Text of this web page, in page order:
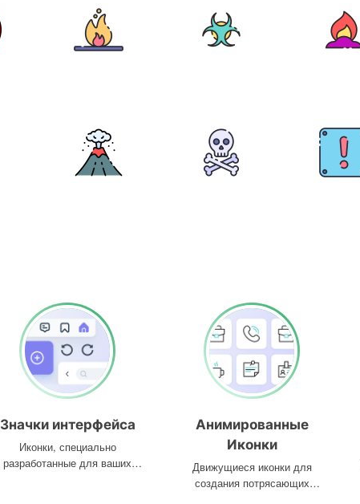
Значки интерфейса
Иконки, специально
разработанные для ваших
Анимированные
Иконки
Движущиеся иконки для
создания потрясающих